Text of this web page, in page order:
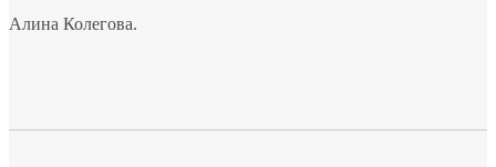
Алина Колегова.